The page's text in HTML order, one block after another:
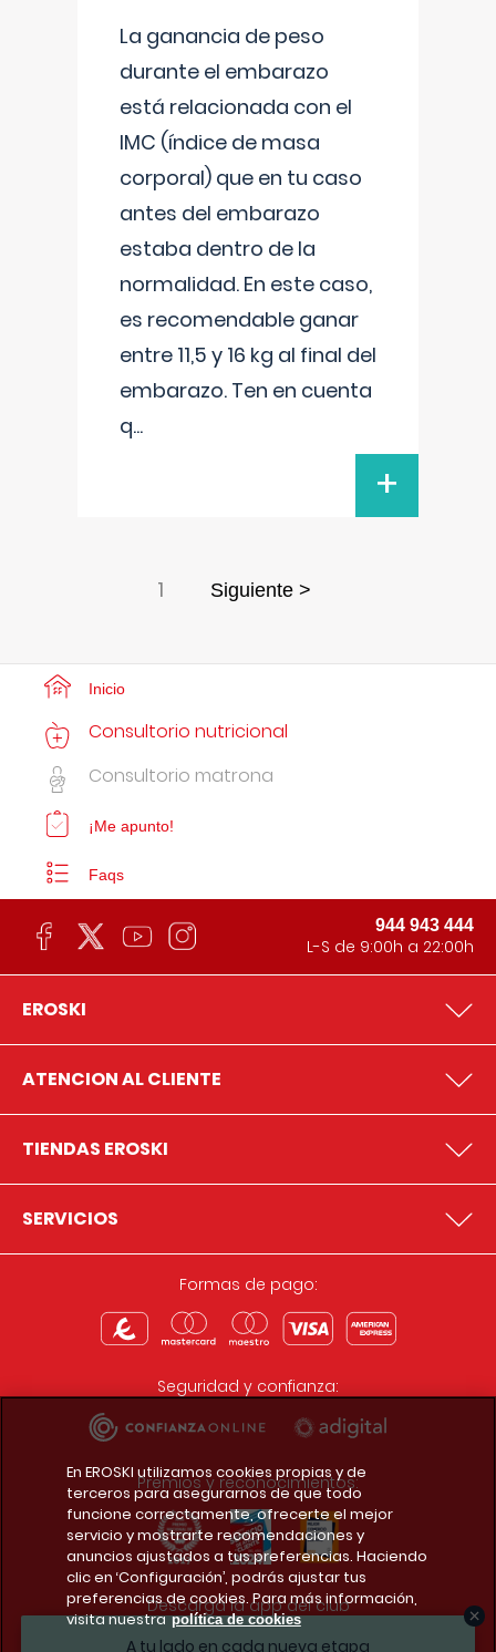
La ganancia de peso
durante el embarazo
está relacionada con el
IMC (índice de masa
corporal) que en tu caso
antes del embarazo
estaba dentro de la
normalidad. En este caso,
es recomendable ganar
entre 11,5 y 16 kg al final del
embarazo. Ten en cuenta
q...
+
1 Siguiente >
A tu lado en cada nueva etapa
Inicio
Consultorio nutricional
Consultorio matrona
¡Me apunto!
Faqs
944 943 444
L-S de 9:00h a 22:00h
EROSKI
ATENCION AL CLIENTE
TIENDAS EROSKI
SERVICIOS
Formas de pago:
Seguridad y confianza:
Premios y reconocimientos:
Descarga la app del club
En EROSKI utilizamos cookies propias y de
terceros para asegurarnos de que todo
funcione correctamente, ofrecerte el mejor
servicio y mostrarte recomendaciones y
anuncios ajustados a tus preferencias. Haciendo
clic en ‘Configuración’, podrás ajustar tus
preferencias de cookies. Para más información,
visita nuestra política de cookies